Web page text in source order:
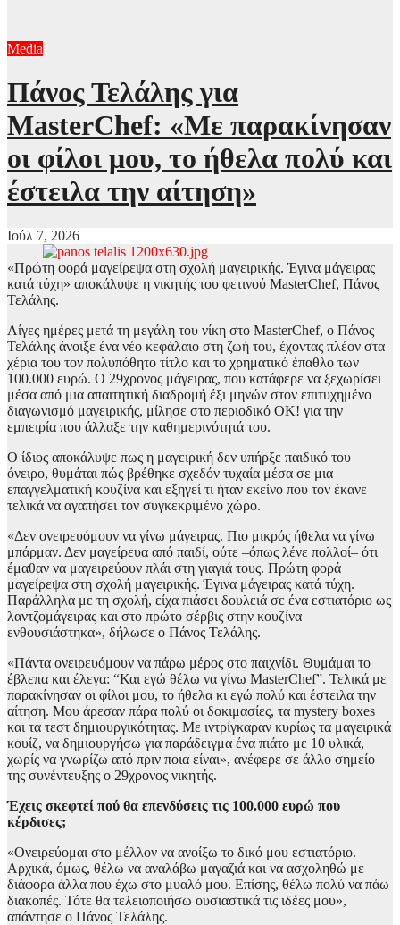
Media
Πάνος Τελάλης για
MasterChef: «Με παρακίνησαν
οι φίλοι μου, το ήθελα πολύ και
έστειλα την αίτηση»
Ιούλ 7, 2026
«Πρώτη φορά μαγείρεψα στη σχολή μαγειρικής. Έγινα μάγειρας
κατά τύχη» αποκάλυψε η νικητής του φετινού MasterChef, Πάνος
Τελάλης.
Λίγες ημέρες μετά τη μεγάλη του νίκη στο MasterChef, ο Πάνος
Τελάλης άνοιξε ένα νέο κεφάλαιο στη ζωή του, έχοντας πλέον στα
χέρια του τον πολυπόθητο τίτλο και το χρηματικό έπαθλο των
100.000 ευρώ. Ο 29χρονος μάγειρας, που κατάφερε να ξεχωρίσει
μέσα από μια απαιτητική διαδρομή έξι μηνών στον επιτυχημένο
διαγωνισμό μαγειρικής, μίλησε στο περιοδικό ΟΚ! για την
εμπειρία που άλλαξε την καθημερινότητά του.
Ο ίδιος αποκάλυψε πως η μαγειρική δεν υπήρξε παιδικό του
όνειρο, θυμάται πώς βρέθηκε σχεδόν τυχαία μέσα σε μια
επαγγελματική κουζίνα και εξηγεί τι ήταν εκείνο που τον έκανε
τελικά να αγαπήσει τον συγκεκριμένο χώρο.
«Δεν ονειρευόμουν να γίνω μάγειρας. Πιο μικρός ήθελα να γίνω
μπάρμαν. Δεν μαγείρευα από παιδί, ούτε –όπως λένε πολλοί– ότι
έμαθαν να μαγειρεύουν πλάι στη γιαγιά τους. Πρώτη φορά
μαγείρεψα στη σχολή μαγειρικής. Έγινα μάγειρας κατά τύχη.
Παράλληλα με τη σχολή, είχα πιάσει δουλειά σε ένα εστιατόριο ως
λαντζομάγειρας και στο πρώτο σέρβις στην κουζίνα
ενθουσιάστηκα», δήλωσε ο Πάνος Τελάλης.
«Πάντα ονειρευόμουν να πάρω μέρος στο παιχνίδι. Θυμάμαι το
έβλεπα και έλεγα: “Και εγώ θέλω να γίνω ΜasterChef”. Τελικά με
παρακίνησαν οι φίλοι μου, το ήθελα κι εγώ πολύ και έστειλα την
αίτηση. Μου άρεσαν πάρα πολύ οι δοκιμασίες, τα mystery boxes
και τα τεστ δημιουργικότητας. Με ιντρίγκαραν κυρίως τα μαγειρικά
κουίζ, να δημιουργήσω για παράδειγμα ένα πιάτο με 10 υλικά,
χωρίς να γνωρίζω από πριν ποια είναι», ανέφερε σε άλλο σημείο
της συνέντευξης ο 29χρονος νικητής.
Έχεις σκεφτεί πού θα επενδύσεις τις 100.000 ευρώ που
κέρδισες;
«Ονειρεύομαι στο μέλλον να ανοίξω το δικό μου εστιατόριο.
Αρχικά, όμως, θέλω να αναλάβω μαγαζιά και να ασχοληθώ με
διάφορα άλλα που έχω στο μυαλό μου. Επίσης, θέλω πολύ να πάω
διακοπές. Τότε θα τελειοποιήσω ουσιαστικά τις ιδέες μου»,
απάντησε ο Πάνος Τελάλης.